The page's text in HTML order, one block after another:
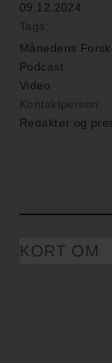
09.12.2024
Tags:
Månedens
Podcast
Video
Kontaktperson:
Redaktør og
KORT OM